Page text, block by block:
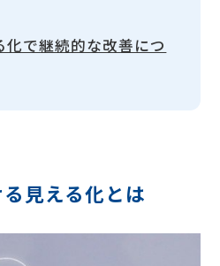
化で継続的な改善につ
見える化とは